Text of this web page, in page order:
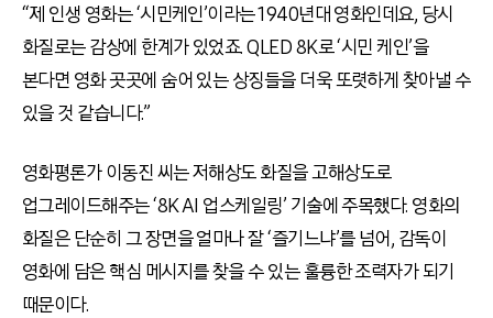
“제 인생 영화는 ‘시민케인’이라는 1940년대 영화인데요, 당시
화질로는 감상에 한계가 있었죠. QLED 8K로 ‘시민 케인’을
본다면 영화 곳곳에 숨어 있는 상징들을 더욱 또렷하게 찾아낼 수
있을 것 같습니다.”
영화평론가 이동진 씨는 저해상도 화질을 고해상도로
업그레이드해주는 ‘8K AI 업스케일링’ 기술에 주목했다. 영화의
화질은 단순히 그 장면을 얼마나 잘 ‘즐기느냐’를 넘어, 감독이
영화에 담은 핵심 메시지를 찾을 수 있는 훌륭한 조력자가 되기
때문이다.